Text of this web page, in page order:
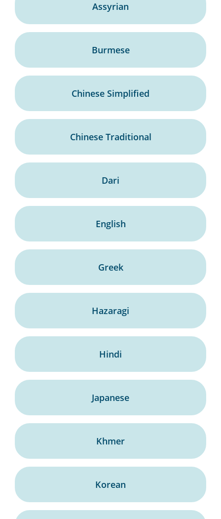
Assyrian
Burmese
Chinese Simplified
Chinese Traditional
Dari
English
Greek
Hazaragi
Hindi
Japanese
Khmer
Korean